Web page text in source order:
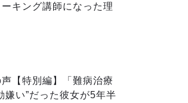
キング講師になった理
【特別編】「難病治療
嫌い”だった彼女が5年半